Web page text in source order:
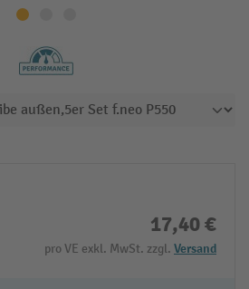
17,40 €
pro VE exkl. MwSt. zzgl. Versand